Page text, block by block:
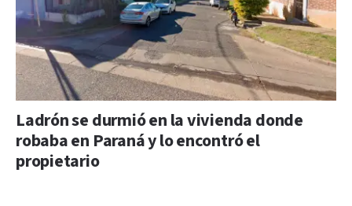
Ladrón se durmió en la vivienda donde
robaba en Paraná y lo encontró el
propietario